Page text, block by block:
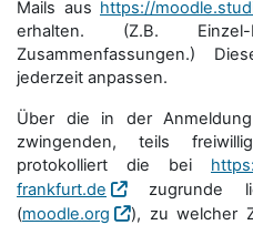
Mails aus https://
erhalten. (Z.B.
Zusammenfassungen.)
jederzeit anpassen.
Über die in der
zwingenden, teils
protokolliert die bei
frankfurt.de
zugrunde
(moodle.org
), zu welcher